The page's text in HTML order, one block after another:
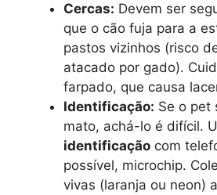
Cercas: Devem ser
que o cão fuja para a
pastos vizinhos (risco
atacado por gado).
farpado, que causa
Identificação: Se o pet
mato, achá-lo é difícil.
identificação com
possível, microchip.
vivas (laranja ou neon)